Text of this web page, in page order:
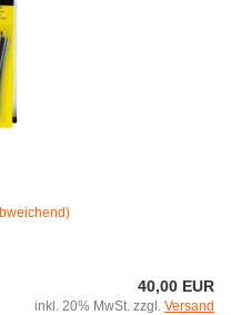
40,00 EUR
inkl. 20% MwSt. zzgl. Versand